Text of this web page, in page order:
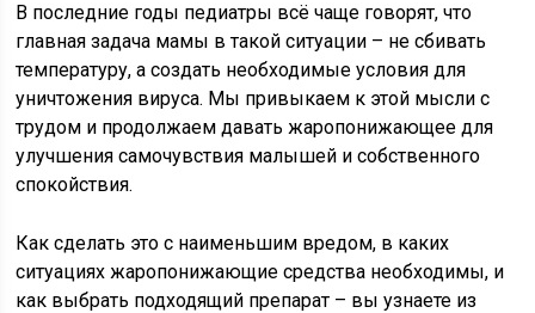
В последние годы педиатры всё чаще говорят, что
главная задача мамы в такой ситуации – не сбивать
температуру, а создать необходимые условия для
уничтожения вируса. Мы привыкаем к этой мысли с
трудом и продолжаем давать жаропонижающее для
улучшения самочувствия малышей и собственного
спокойствия.
Как сделать это с наименьшим вредом, в каких
ситуациях жаропонижающие средства необходимы, и
как выбрать подходящий препарат – вы узнаете из